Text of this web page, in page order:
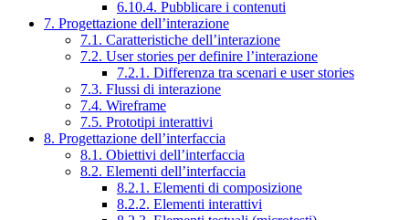
6.10.4. Pubblicare i contenuti
7. Progettazione dell’interazione
7.1. Caratteristiche dell’interazione
7.2. User stories per definire l’interazione
7.2.1. Differenza tra scenari e user stories
7.3. Flussi di interazione
7.4. Wireframe
7.5. Prototipi interattivi
8. Progettazione dell’interfaccia
8.1. Obiettivi dell’interfaccia
8.2. Elementi dell’interfaccia
8.2.1. Elementi di composizione
8.2.2. Elementi interattivi